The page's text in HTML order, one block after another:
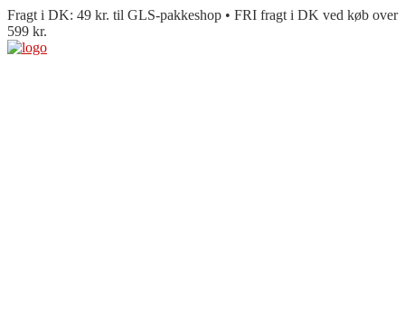
Fragt i DK: 49 kr. til GLS-pakkeshop • FRI fragt i DK ved køb over
599 kr.